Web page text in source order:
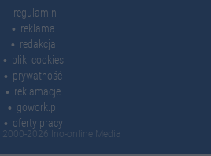
regulamin
reklama
redakcja
pliki cookies
prywatność
reklamacje
gowork.pl
oferty pracy
2026 Ino-online Media